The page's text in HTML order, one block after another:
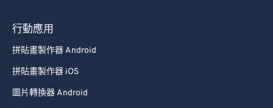
行動應用
拼貼畫製作器 Android
拼貼畫製作器 iOS
圖片轉換器 Android